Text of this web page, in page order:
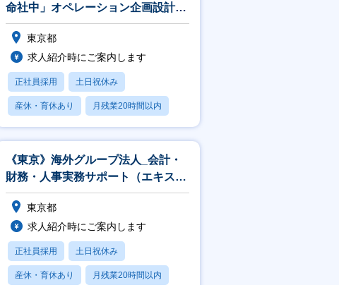
命社中」オペレーション企画設計・
運営／営業推進（プロフェッショナ
ル職東京都
求人紹介時にご案内します
正社員採用 土日祝休み
産休・育休あり 月残業20時間以内
賞与あり
《東京》海外グループ法人_会計・
財務・人事実務サポート（エキスパ
ート職）
東京都
求人紹介時にご案内します
正社員採用 土日祝休み
産休・育休あり 月残業20時間以内